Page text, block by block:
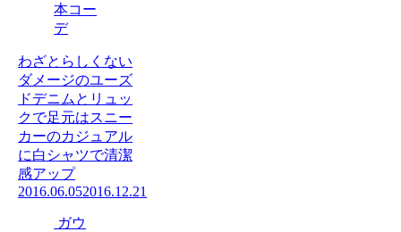
本コー
デ
わざとらしくない
ダメージのユーズ
ドデニムとリュッ
クで足元はスニー
カーのカジュアル
に白シャツで清潔
感アップ
2016.06.052016.12.21
ガウ